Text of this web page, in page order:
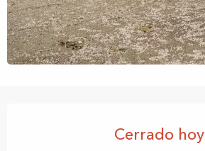
Cerrado hoy